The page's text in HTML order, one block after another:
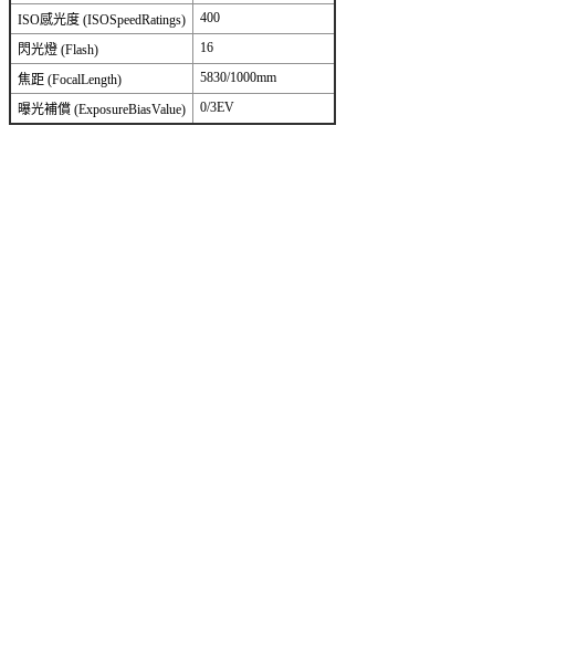
ISO感光度 (ISOSpeedRatings) 400
閃光燈 (Flash) 16
焦距 (FocalLength) 5830/1000mm
曝光補償 (ExposureBiasValue) 0/3EV